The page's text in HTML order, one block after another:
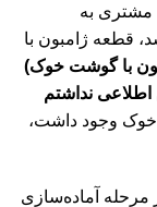
مشتری به
قطعه ژامبون با
با گوشت خوک)
اطلاعی نداشتم
خوک وجود داشت،
مرحله آماده‌سازی